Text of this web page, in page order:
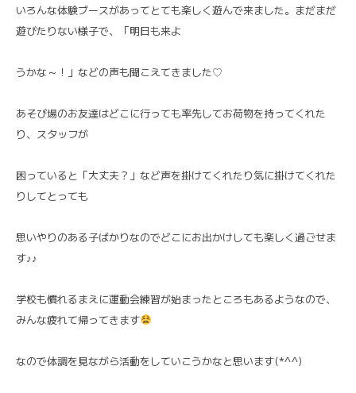
いろんな体験ブースがあってとても楽しく遊んで来ました。まだまだ
遊びたりない様子で、「明日も来よ
うかな～！」などの声も聞こえてきました♡
あそび場のお友達はどこに行っても率先してお荷物を持ってくれた
り、スタッフが
困っていると「大丈夫？」など声を掛けてくれたり気に掛けてくれた
りしてとっても
思いやりのある子ばかりなのでどこにお出かけしても楽しく過ごせま
す♪♪
学校も慣れるまえに運動会練習が始まったところもあるようなので、
みんな疲れて帰ってきます
なので体調を見ながら活動をしていこうかなと思います(*^^)